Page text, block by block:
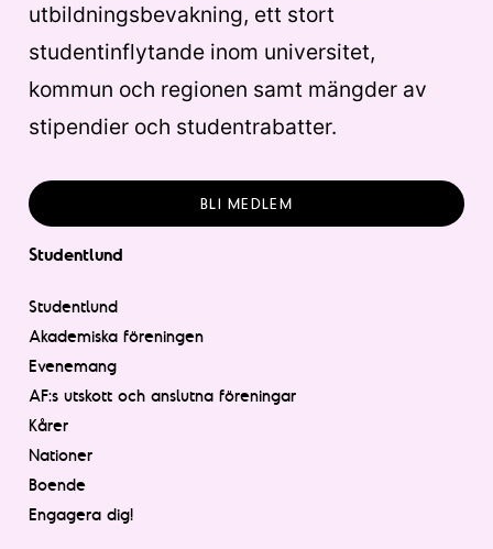
utbildningsbevakning, ett stort
studentinflytande inom universitet,
kommun och regionen samt mängder av
stipendier och studentrabatter.
BLI MEDLEM
Studentlund
Studentlund
Akademiska föreningen
Evenemang
AF:s utskott och anslutna föreningar
Kårer
Nationer
Boende
Engagera dig!